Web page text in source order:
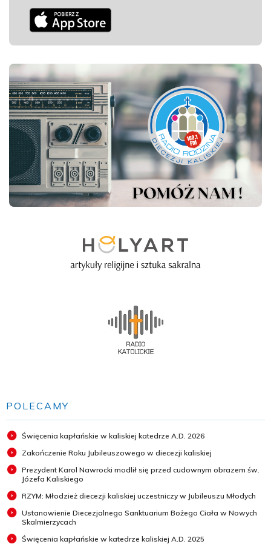
POLECAMY
Święcenia kapłańskie w kaliskiej katedrze A.D. 2026
Zakończenie Roku Jubileuszowego w diecezji kaliskiej
Prezydent Karol Nawrocki modlił się przed cudownym obrazem św.
Józefa Kaliskiego
RZYM: Młodzież diecezji kaliskiej uczestniczy w Jubileuszu Młodych
Ustanowienie Diecezjalnego Sanktuarium Bożego Ciała w Nowych
Skalmierzycach
Święcenia kapłańskie w katedrze kaliskiej A.D. 2025